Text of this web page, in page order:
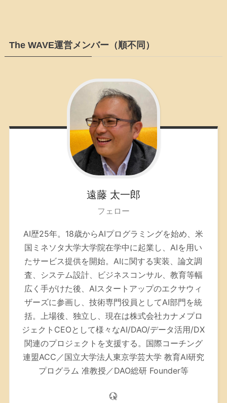
The WAVE運営メンバー（順不同）
遠藤 太一郎
フェロー
AI歴25年。 18歳からAIプログラミングを始め、米
国ミネソタ大学大学院在学中に起業し、AIを用い
たサービス提供を開始。AIに関する実装、論文調
査、システム設計、ビジネスコンサル、教育等幅
広く手がけた後、AIスタートアップのエクサウィ
ザーズに参画し、技術専門役員としてAI部門を統
括。上場後、独立し、現在は株式会社カナメプロ
ジェクトCEOとして様々なAI/DAO/データ活用/DX
関連のプロジェクトを支援する。 国際コーチング
連盟ACC／国立大学法人東京学芸大学 教育AI研究
プログラム 准教授／DAO総研 Founder等